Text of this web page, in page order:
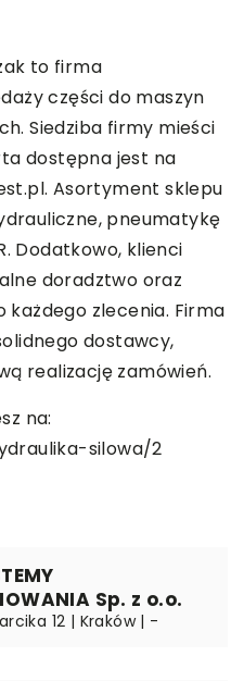
to firma
części do maszyn
Siedziba firmy mieści
dostępna jest na
Asortyment sklepu
pneumatykę
Dodatkowo, klienci
doradztwo oraz
każdego zlecenia. Firma
dostawcy,
realizację zamówień.
na:
silowa/2
Sp. z o.o.
12 | Kraków | -